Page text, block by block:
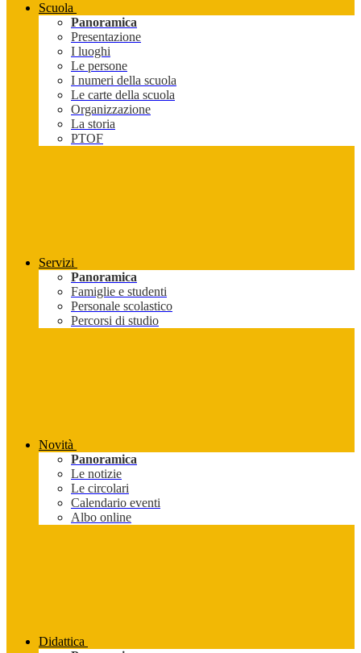
Scuola
Panoramica
Presentazione
I luoghi
Le persone
I numeri della scuola
Le carte della scuola
Organizzazione
La storia
PTOF
Servizi
Panoramica
Famiglie e studenti
Personale scolastico
Percorsi di studio
Novità
Panoramica
Le notizie
Le circolari
Calendario eventi
Albo online
Didattica